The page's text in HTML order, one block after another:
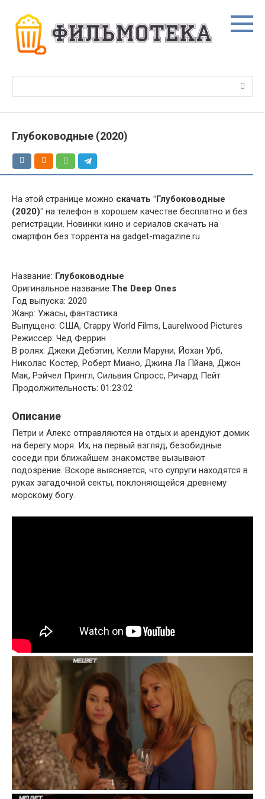
контенту
Глубоководные (2020)
На этой странице можно скачать "Глубоководные
(2020)" на телефон в хорошем качестве бесплатно и без
регистрации. Новинки кино и сериалов скачать на
смартфон без торрента на gadget-magazine.ru
Название: Глубоководные
Оригинальное название:The Deep Ones
Год выпуска: 2020
Жанр: Ужасы, фантастика
Выпущено: США, Crappy World Films, Laurelwood Pictures
Режиссер: Чед Феррин
В ролях: Джеки Дебэтин, Келли Маруни, Йохан Урб,
Николас Костер, Роберт Миано, Джина Ла Пйана, Джон
Мак, Рэйчел Прингл, Сильвия Спросс, Ричард Пейт
Продолжительность: 01:23:02
Описание
Петри и Алекс отправляются на отдых и арендуют домик
на берегу моря. Их, на первый взгляд, безобидные
соседи при ближайшем знакомстве вызывают
подозрение. Вскоре выясняется, что супруги находятся в
руках загадочной секты, поклоняющейся древнему
морскому богу.